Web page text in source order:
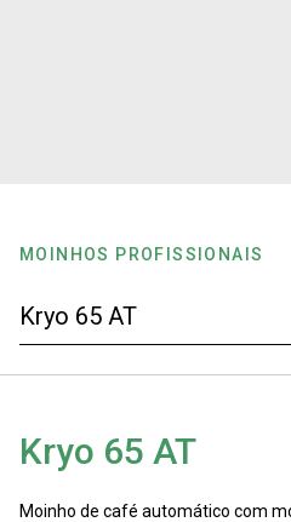
MOINHOS PROFISSIONAIS
Kryo 65 AT
Moinho de café automático com
Nossos laboratórios
Sustentabilidade
Contacte-nos